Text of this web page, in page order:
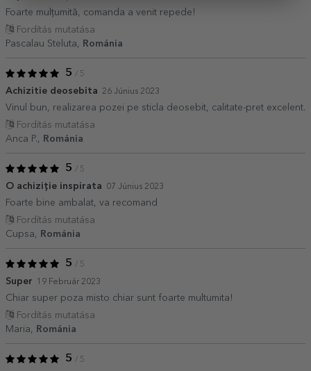
Foarte mulțumită, comanda a venit repede!
Fordítás mutatása
Pascalau Steluta,
Románia
5 / 5
Achizitie deosebita 26 Június 2023
Vinul bun, realizarea pozei pe sticla deosebit, calitate-pret excelent.
Fordítás mutatása
Anca P.,
Románia
5 / 5
O achiziție inspirata 07 Június 2023
Foarte bine ambalat, va recomand
Fordítás mutatása
Cupsa,
Románia
5 / 5
Super 19 Február 2023
Chiar super poza misto chiar sunt foarte multumita!
Fordítás mutatása
Maria,
Románia
5 / 5